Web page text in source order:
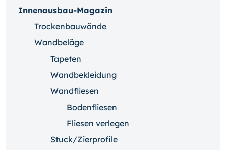
Innenausbau-Magazin
Trockenbauwände
Wandbeläge
Tapeten
Wandbekleidung
Wandfliesen
Bodenfliesen
Fliesen verlegen
Stuck/Zierprofile